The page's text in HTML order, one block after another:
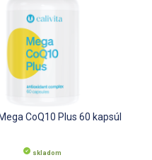
CoQ10 Plus 60 kapsúl
skladom